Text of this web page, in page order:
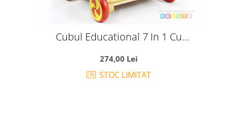
Cubul Educational 7 In 1 Cu
274,00 Lei
STOC LIMITAT